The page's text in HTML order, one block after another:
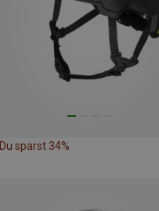
Du sparst 34%